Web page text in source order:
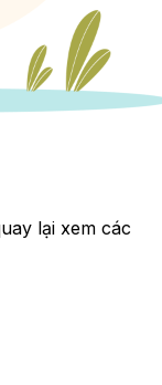
lại xem các